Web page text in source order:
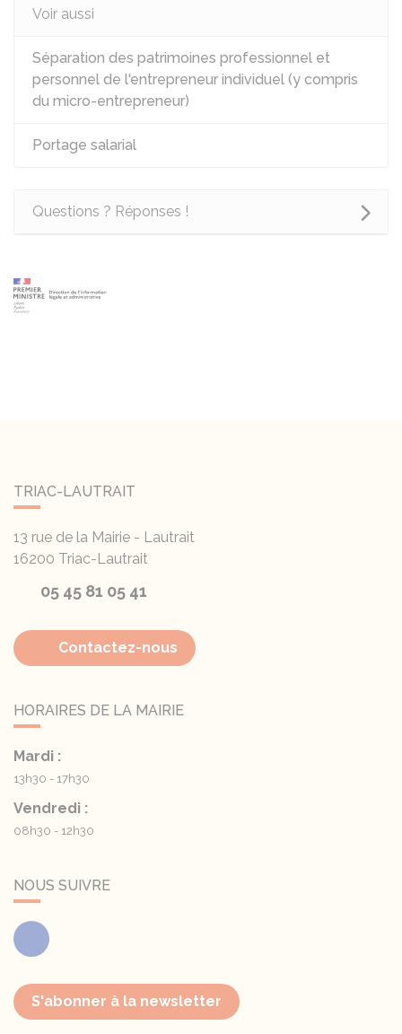
Voir aussi
Séparation des patrimoines professionnel et
personnel de l'entrepreneur individuel (y compris
du micro-entrepreneur)
Portage salarial
Questions ? Réponses !
TRIAC-LAUTRAIT
13 rue de la Mairie - Lautrait
16200 Triac-Lautrait
05 45 81 05 41
Contactez-nous
HORAIRES DE LA MAIRIE
Mardi :
13h30 - 17h30
Vendredi :
08h30 - 12h30
NOUS SUIVRE
Facebook
S'abonner à la newsletter